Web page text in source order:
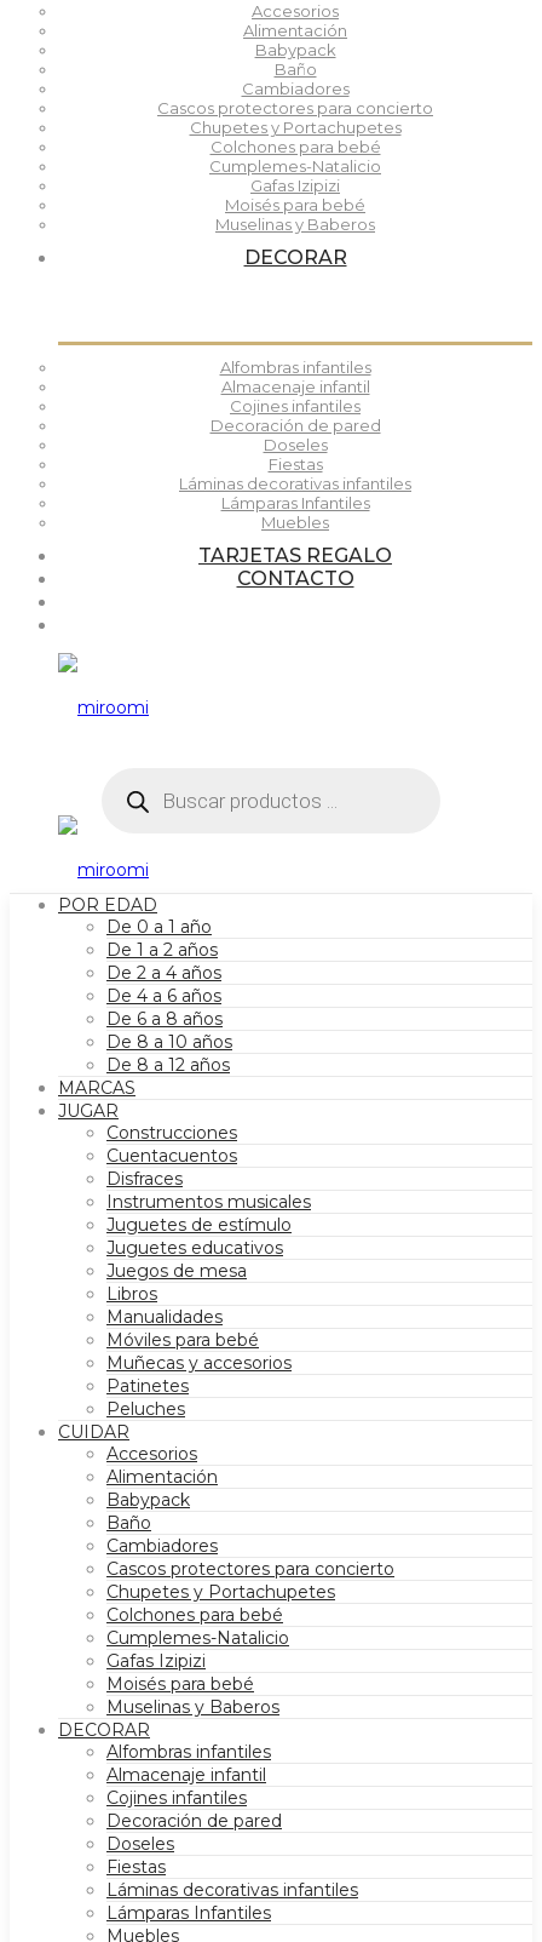
Accesorios
Alimentación
Babypack
Baño
Cambiadores
Cascos protectores para concierto
Chupetes y Portachupetes
Colchones para bebé
Cumplemes-Natalicio
Gafas Izipizi
Moisés para bebé
Muselinas y Baberos
DECORAR
Alfombras infantiles
Almacenaje infantil
Cojines infantiles
Decoración de pared
Doseles
Fiestas
Láminas decorativas infantiles
Lámparas Infantiles
Muebles
TARJETAS REGALO
CONTACTO
productos
POR EDAD
De 0 a 1 año
De 1 a 2 años
De 2 a 4 años
De 4 a 6 años
De 6 a 8 años
De 8 a 10 años
De 8 a 12 años
MARCAS
JUGAR
Construcciones
Cuentacuentos
Disfraces
Instrumentos musicales
Juguetes de estímulo
Juguetes educativos
Juegos de mesa
Libros
Manualidades
Móviles para bebé
Muñecas y accesorios
Patinetes
Peluches
CUIDAR
Accesorios
Alimentación
Babypack
Baño
Cambiadores
Cascos protectores para concierto
Chupetes y Portachupetes
Colchones para bebé
Cumplemes-Natalicio
Gafas Izipizi
Moisés para bebé
Muselinas y Baberos
DECORAR
Alfombras infantiles
Almacenaje infantil
Cojines infantiles
Decoración de pared
Doseles
Fiestas
Láminas decorativas infantiles
Lámparas Infantiles
Muebles